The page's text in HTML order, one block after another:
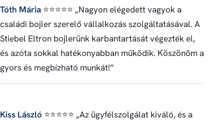
Tóth Mária ⭐⭐⭐⭐⭐ „Nagyon elégedett vagyok a
családi bojler szerelő vállalkozás szolgáltatásával. A
Stiebel Eltron bojlerünk karbantartását végezték el,
és azóta sokkal hatékonyabban működik. Köszönöm a
gyors és megbízható munkát!”
Kiss László ⭐⭐⭐⭐⭐ „Az ügyfélszolgálat kiváló, és a